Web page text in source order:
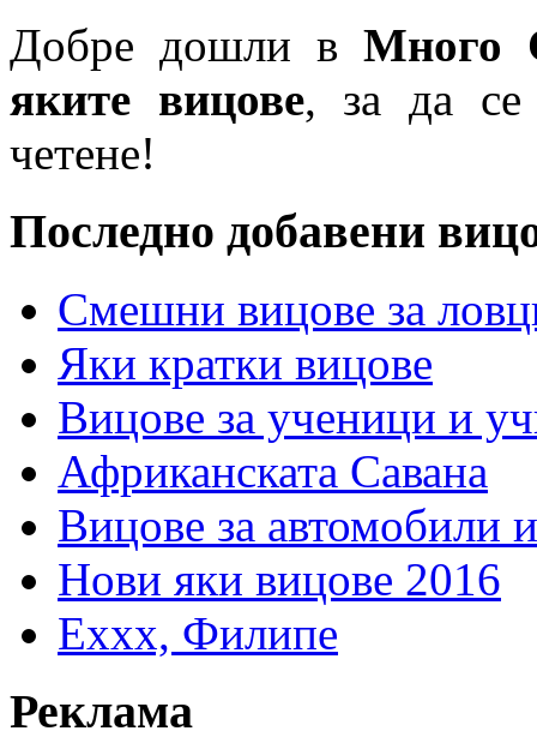
Добре дошли в Много
яките вицове, за да се
четене!
Последно добавени
Смешни вицове за
Яки кратки вицове
Вицове за ученици и
Африканската Савана
Вицове за автомобили
Нови яки вицове 2016
Еххх, Филипе
Реклама